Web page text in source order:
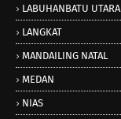
LABUHANBATU UTARA
LANGKAT
MANDAILING NATAL
MEDAN
NIAS